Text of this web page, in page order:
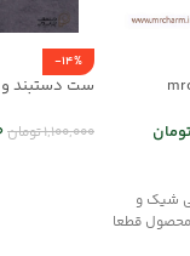
تومان
شیک و
قطعا
-14%
1,100,000تومان